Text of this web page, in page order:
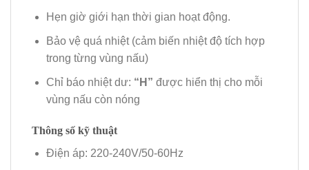
Hẹn giờ giới hạn thời gian hoạt động.
Bảo vệ quá nhiệt (cảm biến nhiệt độ tích hợp
trong từng vùng nấu)
Chỉ báo nhiệt dư: “H” được hiển thị cho mỗi
vùng nấu còn nóng
Thông số kỹ thuật
Điện áp: 220-240V/50-60Hz